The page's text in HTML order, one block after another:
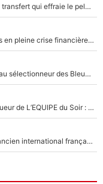
Paul Seixas chez UAE avec Tadej Pogacar : Le transfert qui effraie le peloton, «c’est la pire des choses qui puisse arriver»
Grégory Lorenzi doit renoncer à cinq signatures en pleine crise financière : L’IA propose sept noms à l’OM pour un mercato réussi... à seulement 5M€ !
«Plus grand, je ferai chauffeur-livreur» : Nouveau sélectionneur des Bleus, Zinédine Zidane s’était imaginé un avenir très différent lorsqu'il était enfant
Johan Micoud en conflit avec un autre chroniqueur de L’EQUIPE du Soir : «Pendant un moment, je ne les ai pas remis ensemble dans l'émission»
Proche de rejoindre Bruno Genesio à l'OM, un ancien international français va finalement débarquer... sur RMC !